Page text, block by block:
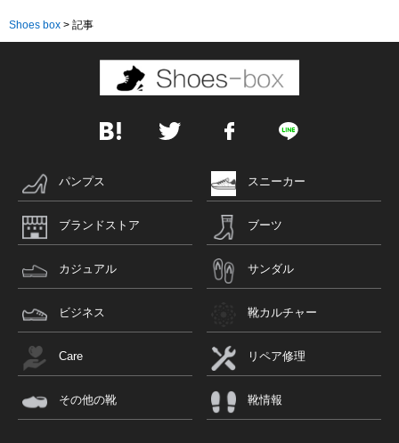
Shoes box > 記事
パンプス スニーカー
ブランドストア ブーツ
カジュアル サンダル
ビジネス 靴カルチャー
Care リペア修理
その他の靴 靴情報